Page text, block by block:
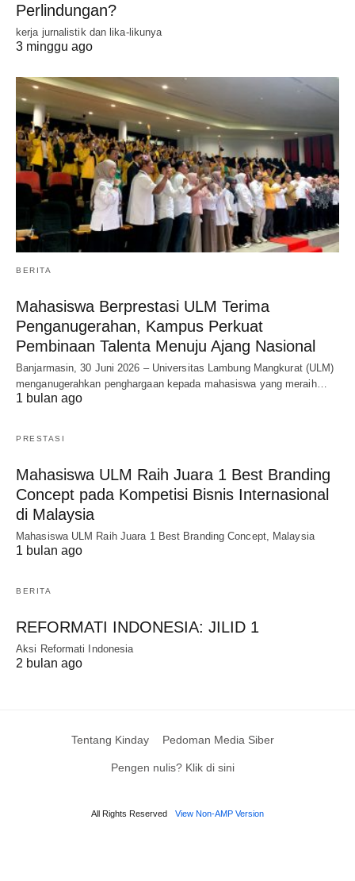
Perlindungan?
kerja jurnalistik dan lika-likunya
3 minggu ago
BERITA
Mahasiswa Berprestasi ULM Terima
Penganugerahan, Kampus Perkuat
Pembinaan Talenta Menuju Ajang Nasional
Banjarmasin, 30 Juni 2026 – Universitas Lambung Mangkurat (ULM)
menganugerahkan penghargaan kepada mahasiswa yang meraih…
1 bulan ago
PRESTASI
Mahasiswa ULM Raih Juara 1 Best Branding
Concept pada Kompetisi Bisnis Internasional
di Malaysia
Mahasiswa ULM Raih Juara 1 Best Branding Concept, Malaysia
1 bulan ago
BERITA
REFORMATI INDONESIA: JILID 1
Aksi Reformati Indonesia
2 bulan ago
Tentang Kinday Pedoman Media Siber
Pengen nulis? Klik di sini
All Rights Reserved View Non-AMP Version